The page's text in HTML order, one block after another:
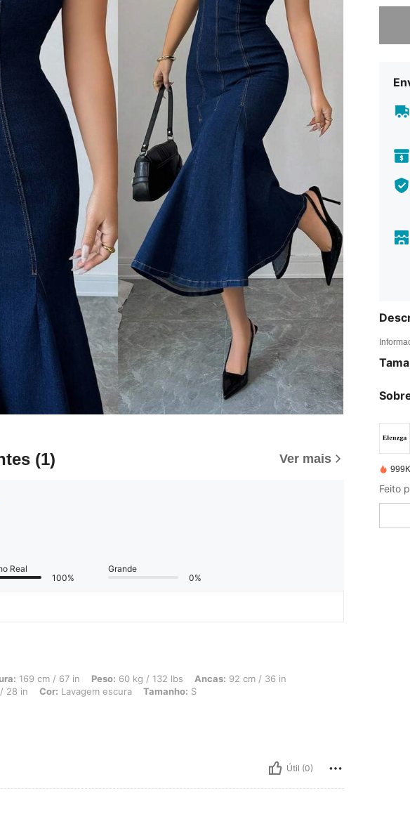
(1) Ver mais
Real
100%
Grande
0%
cm / 67 in, Peso: 60 kg / 132 lbs, Ancas: 92 cm / 36 in, Cintura: 90 cm / 35 in, Busto: 70 cm / 28 in, Cor:
169 cm / 67 in Peso: 60 kg / 132 lbs Ancas: 92 cm / 36 in
28 in Cor: Lavagem escura Tamanho: S
Útil (0)
Feito